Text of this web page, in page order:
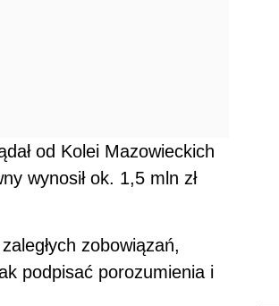
od Kolei Mazowieckich
wynosił ok. 1,5 mln zł
zobowiązań,
podpisać porozumienia i